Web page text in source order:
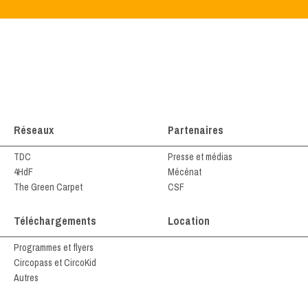
Réseaux
TDC
4HdF
The Green Carpet
Partenaires
Presse et médias
Mécénat
CSF
Téléchargements
Programmes et flyers
Circopass et CircoKid
Autres
Location